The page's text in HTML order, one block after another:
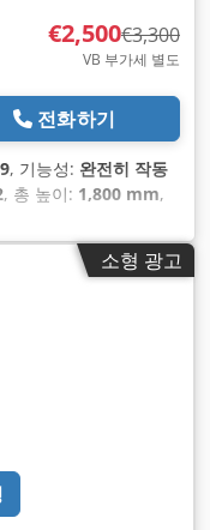
€2,500€3,300
VB 부가세 별도
전화하기
, 기능성: 완전히 작동
, 총 높이: 1,800 mm,
, 동력:3 킬로와트
소형 광고